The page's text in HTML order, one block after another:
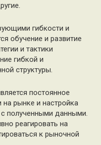
гибкости и
обучение и развитие
и тактики
гибкой и
структуры.
постоянное
на рынке и настройка
с полученными данными.
реагировать на
к рыночной